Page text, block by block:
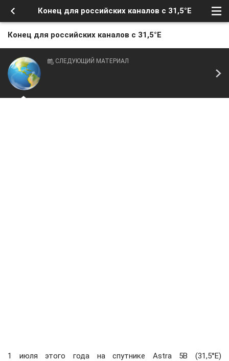
Конец для российских каналов с 31,5°E
Конец для российских каналов с 31,5°E
СЛЕДУЮЩИЙ МАТЕРИАЛ
1 июля этого года на спутнике Astra 5B (31,5°E)